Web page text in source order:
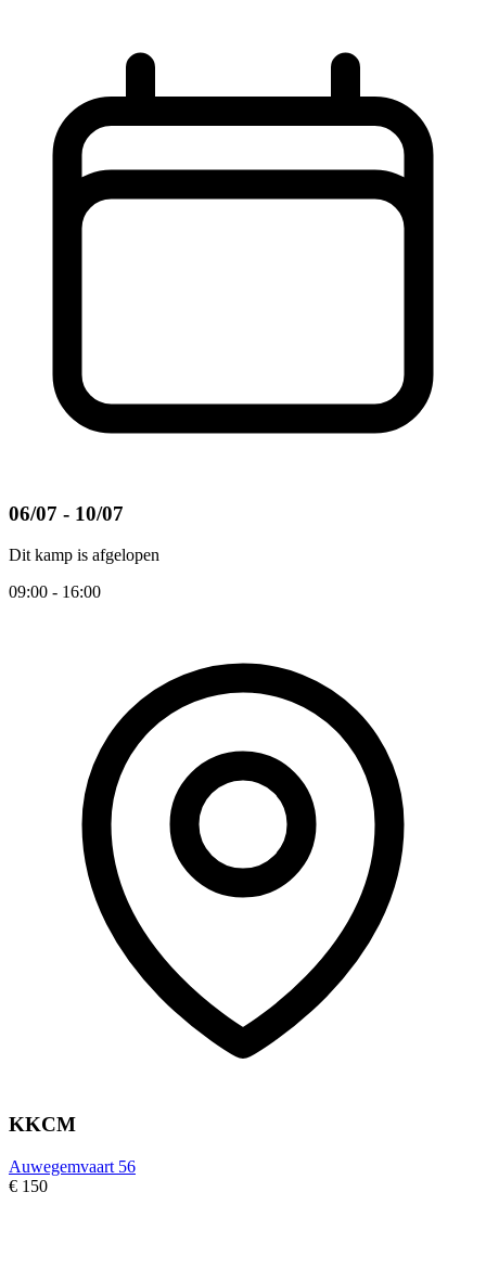
06/07 - 10/07
Dit kamp is afgelopen
09:00 - 16:00
KKCM
Auwegemvaart 56
€ 150